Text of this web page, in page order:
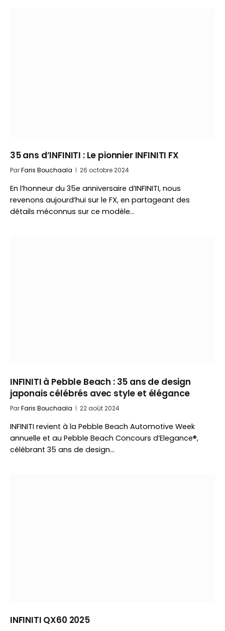
35 ans d’INFINITI : Le pionnier INFINITI FX
ParFaris Bouchaala 26 octobre 2024
En l’honneur du 35e anniversaire d’INFINITI, nous
revenons aujourd’hui sur le FX, en partageant des
détails méconnus sur ce modèle…
INFINITI à Pebble Beach : 35 ans de design
japonais célébrés avec style et élégance
ParFaris Bouchaala 22 août 2024
INFINITI revient à la Pebble Beach Automotive Week
annuelle et au Pebble Beach Concours d’Elegance®,
célébrant 35 ans de design…
INFINITI QX60 2025